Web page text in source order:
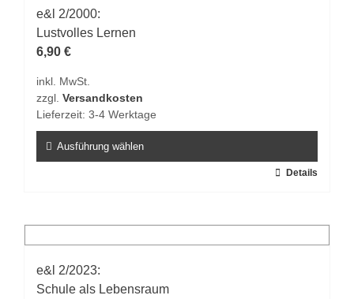
auf.
Die
Optionen
auf
der
gewählt
werden
e&l 2/2000:
Lustvolles Lernen
6,90 €
inkl. MwSt.
zzgl. Versandkosten
Lieferzeit: 3-4 Werktage
Ausführung wählen
Varianten
auf.
Die
Details
e&l 2/2023:
Schule als Lebensraum